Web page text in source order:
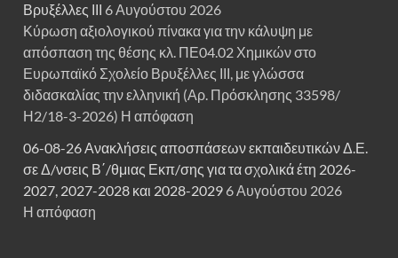
Βρυξέλλες ΙΙΙ 6 Αυγούστου 2026
Κύρωση αξιολογικού πίνακα για την κάλυψη με
απόσπαση της θέσης κλ. ΠΕ04.02 Χημικών στο
Ευρωπαϊκό Σχολείο Βρυξέλλες ΙΙΙ, με γλώσσα
διδασκαλίας την ελληνική (Αρ. Πρόσκλησης 33598/
Η2/18-3-2026) Η απόφαση
06-08-26 Ανακλήσεις αποσπάσεων εκπαιδευτικών Δ.Ε.
σε Δ/νσεις Β΄/θμιας Εκπ/σης για τα σχολικά έτη 2026-
2027, 2027-2028 και 2028-2029 6 Αυγούστου 2026
Η απόφαση